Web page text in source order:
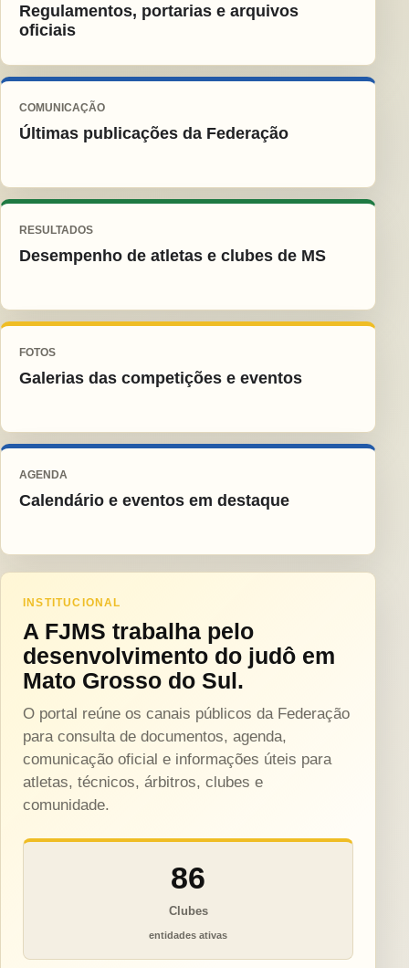
Regulamentos, portarias e arquivos
oficiais
COMUNICAÇÃO
Últimas publicações da Federação
RESULTADOS
Desempenho de atletas e clubes de MS
FOTOS
Galerias das competições e eventos
AGENDA
Calendário e eventos em destaque
INSTITUCIONAL
A FJMS trabalha pelo
desenvolvimento do judô em
Mato Grosso do Sul.
O portal reúne os canais públicos da Federação
para consulta de documentos, agenda,
comunicação oficial e informações úteis para
atletas, técnicos, árbitros, clubes e
comunidade.
86
Clubes
entidades ativas